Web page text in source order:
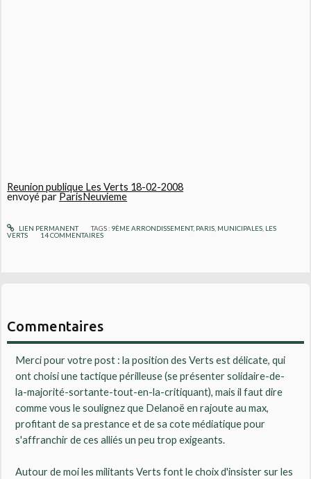
Reunion publique Les Verts 18-02-2008
envoyé par ParisNeuvieme
LIEN PERMANENT TAGS : 9ÈME ARRONDISSEMENT, PARIS, MUNICIPALES, LES
VERTS
14COMMENTAIRES
Commentaires
Merci pour votre post : la position des Verts est délicate, qui
ont choisi une tactique périlleuse (se présenter solidaire-de-
la-majorité-sortante-tout-en-la-critiquant), mais il faut dire
comme vous le soulignez que Delanoë en rajoute au max,
profitant de sa prestance et de sa cote médiatique pour
s'affranchir de ces alliés un peu trop exigeants.
Autour de moi les militants Verts font le choix d'insister sur les